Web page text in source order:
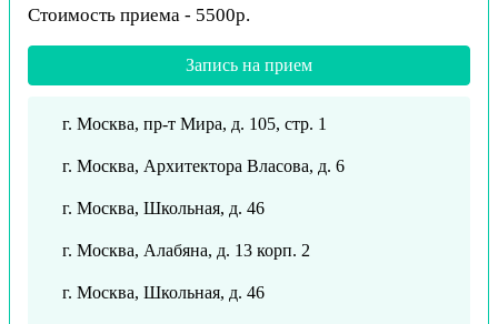
Стоимость приема - 5500р.
Запись на прием
г. Москва, пр-т Мира, д. 105, стр. 1
г. Москва, Архитектора Власова, д. 6
г. Москва, Школьная, д. 46
г. Москва, Алабяна, д. 13 корп. 2
г. Москва, Школьная, д. 46